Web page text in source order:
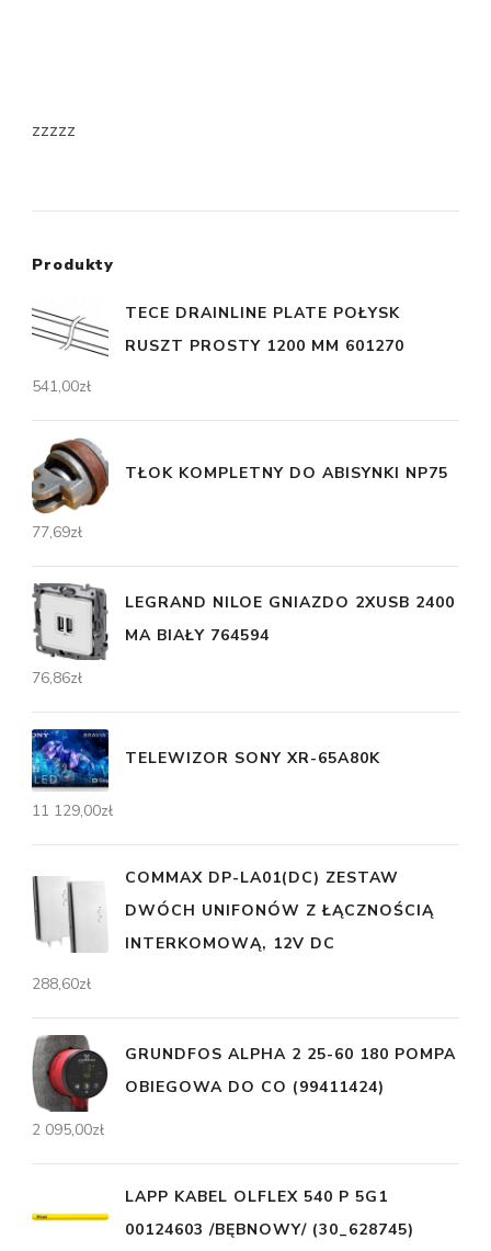
zzzzz
Produkty
TECE DRAINLINE PLATE POŁYSK
RUSZT PROSTY 1200 MM 601270
541,00zł
TŁOK KOMPLETNY DO ABISYNKI NP75
77,69zł
LEGRAND NILOE GNIAZDO 2XUSB 2400
MA BIAŁY 764594
76,86zł
TELEWIZOR SONY XR-65A80K
11 129,00zł
COMMAX DP-LA01(DC) ZESTAW
DWÓCH UNIFONÓW Z ŁĄCZNOŚCIĄ
INTERKOMOWĄ, 12V DC
288,60zł
GRUNDFOS ALPHA 2 25-60 180 POMPA
OBIEGOWA DO CO (99411424)
2 095,00zł
LAPP KABEL OLFLEX 540 P 5G1
00124603 /BĘBNOWY/ (30_628745)